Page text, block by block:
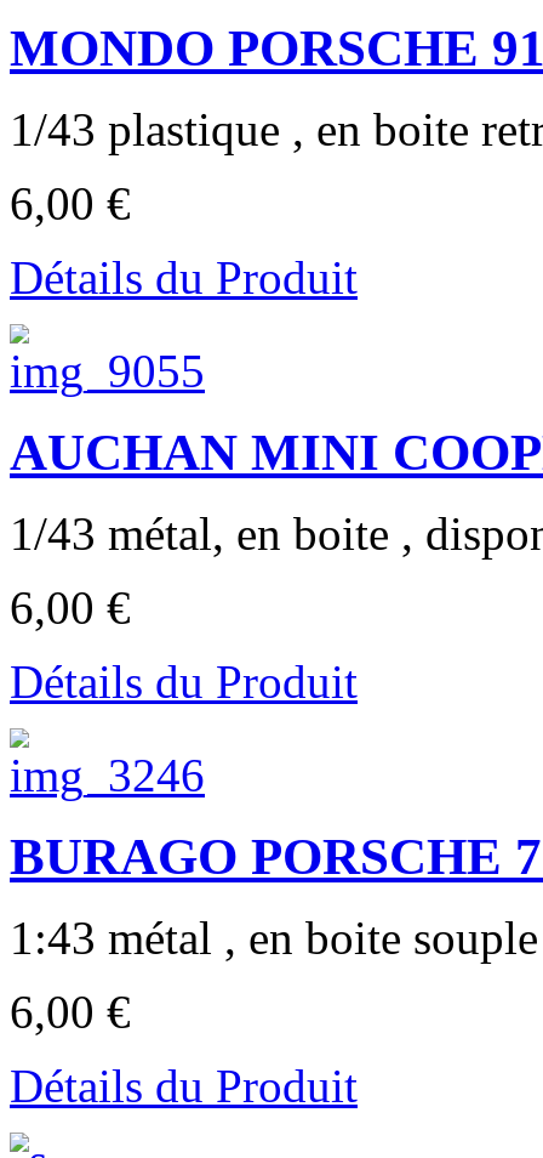
MONDO PORSCHE
1/43 plastique , en boite
6,00 €
Détails du Produit
AUCHAN MINI
1/43 métal, en boite ,
6,00 €
Détails du Produit
BURAGO PORSCHE
1:43 métal , en boite
6,00 €
Détails du Produit